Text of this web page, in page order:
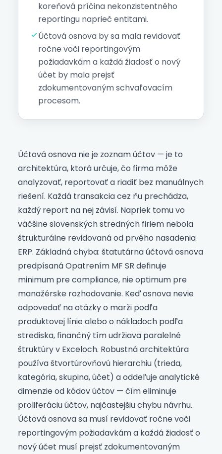
koreňová príčina nekonzistentného
reportingu naprieč entitami.
Účtová osnova by sa mala revidovať
ročne voči reportingovým
požiadavkám a každá žiadosť o nový
účet by mala prejsť
zdokumentovaným schvaľovacím
procesom.
Účtová osnova nie je zoznam účtov — je to
architektúra, ktorá určuje, čo firma môže
analyzovať, reportovať a riadiť bez manuálnych
riešení. Každá transakcia cez ňu prechádza,
každý report na nej závisí. Napriek tomu vo
väčšine slovenských stredných firiem nebola
štrukturálne revidovaná od prvého nasadenia
ERP. Základná chyba: štatutárna účtová osnova
predpísaná Opatrením MF SR definuje
minimum pre compliance, nie optimum pre
manažérske rozhodovanie. Keď osnova nevie
odpovedať na otázky o marži podľa
produktovej línie alebo o nákladoch podľa
strediska, finančný tím udržiava paralelné
štruktúry v Exceloch. Robustná architektúra
používa štvortúrovňovú hierarchiu (trieda,
kategória, skupina, účet) a oddeľuje analytické
dimenzie od kódov účtov — čím eliminuje
proliferáciu účtov, najčastejšiu chybu návrhu.
Účtová osnova sa musí revidovať ročne voči
reportingovým požiadavkám a každá žiadosť o
nový účet musí prejsť zdokumentovaným